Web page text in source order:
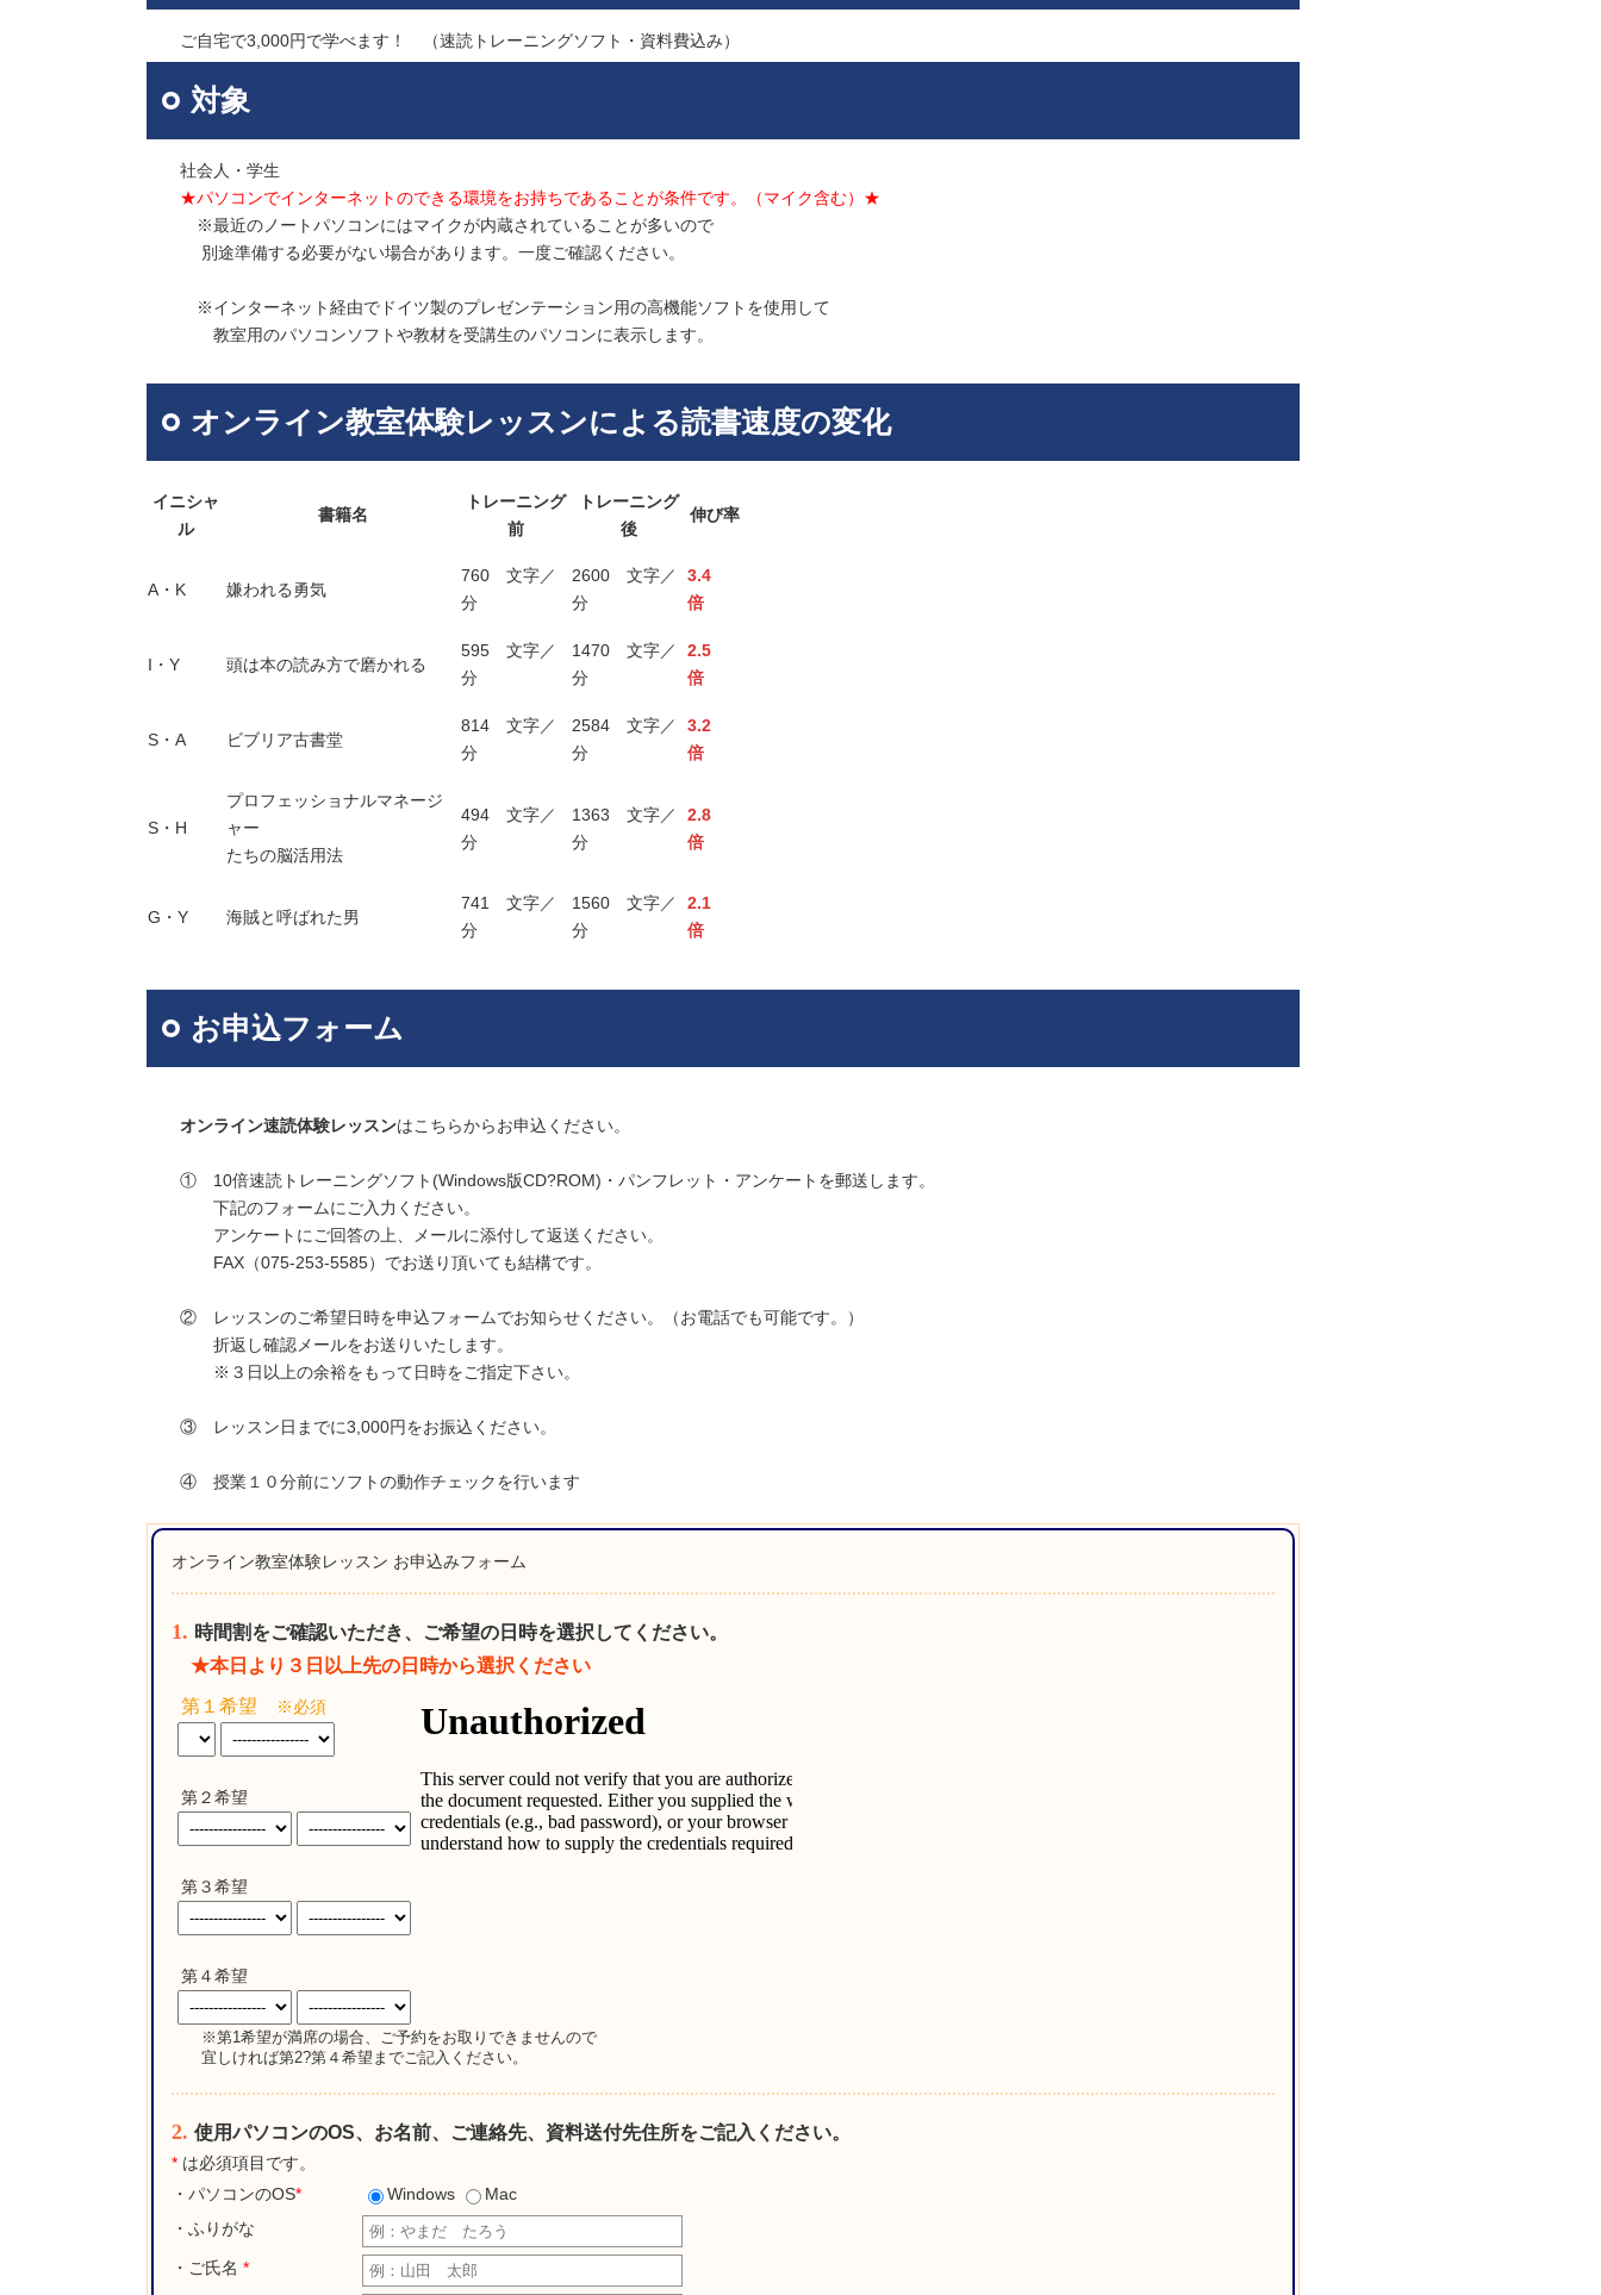
ご自宅で3,000円で学べます！ （速読トレーニングソフト・資料費込み）
対象
社会人・学生
★パソコンでインターネットのできる環境をお持ちであることが条件です。（マイク含む）★
※最近のノートパソコンにはマイクが内蔵されていることが多いので
別途準備する必要がない場合があります。一度ご確認ください。
※インターネット経由でドイツ製のプレゼンテーション用の高機能ソフトを使用して
教室用のパソコンソフトや教材を受講生のパソコンに表示します。
オンライン教室体験レッスンによる読書速度の変化
イニシャ
ル
書籍名
トレーニング
前
トレーニング
後
伸び率
A・K 嫌われる勇気
760 文字／
分
2600 文字／
分
3.4
倍
I・Y 頭は本の読み方で磨かれる
595 文字／
分
1470 文字／
分
2.5
倍
S・A ビブリア古書堂
814 文字／
分
2584 文字／
分
3.2
倍
S・H
プロフェッショナルマネージ
ャー
たちの脳活用法
494 文字／
分
1363 文字／
分
2.8
倍
G・Y 海賊と呼ばれた男
741 文字／
分
1560 文字／
分
2.1
倍
お申込フォーム
オンライン速読体験レッスンはこちらからお申込ください。
① 10倍速読トレーニングソフト(Windows版CD?ROM)・パンフレット・アンケートを郵送します。
下記のフォームにご入力ください。
アンケートにご回答の上、メールに添付して返送ください。
FAX（075-253-5585）でお送り頂いても結構です。
② レッスンのご希望日時を申込フォームでお知らせください。（お電話でも可能です。）
折返し確認メールをお送りいたします。
※３日以上の余裕をもって日時をご指定下さい。
③ レッスン日までに3,000円をお振込ください。
④ 授業１０分前にソフトの動作チェックを行います
オンライン教室体験レッスン お申込みフォーム
1. 時間割をご確認いただき、ご希望の日時を選択してください。
★本日より３日以上先の日時から選択ください
第１希望
※必須
第２希望
第３希望
第４希望
※第1希望が満席の場合、ご予約をお取りできませんので
宜しければ第2?第４希望までご記入ください。
2. 使用パソコンのOS、お名前、ご連絡先、資料送付先住所をご記入ください。
* は必須項目です。
・パソコンのOS* Windows
Mac
・ふりがな
・ご氏名*